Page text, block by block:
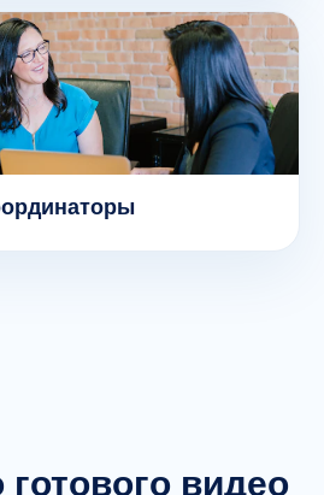
видео